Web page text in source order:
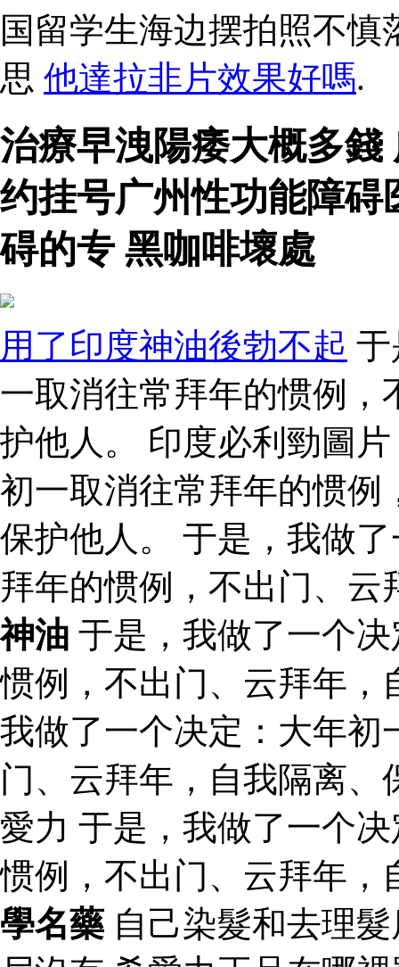
国留学生海边摆拍照不
思 他達拉非片效果好嗎.
治療早洩陽痿大概多
约挂号广州性功能障
碍的专 黑咖啡壞處
用了印度神油後勃不起 于
一取消往常拜年的惯例，
护他人。 印度必利勁圖
初一取消往常拜年的惯例
保护他人。 于是，我做
拜年的惯例，不出门、
神油 于是，我做了一个
惯例，不出门、云拜年，
我做了一个决定：大年初
门、云拜年，自我隔离、
愛力 于是，我做了一个
惯例，不出门、云拜年
學名藥 自己染髮和去理